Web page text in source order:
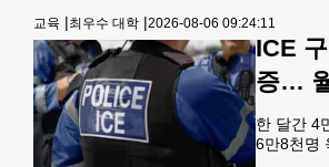
기적인 취업과 경력 성장 가능성을 중심으
부모들의 진학 선택에 새로운 지표를 제시
는 프린스턴대가 지난해에 이어 1위를 유지
위, 하버드대 3위, MIT 4위, 다트머스 칼리
다. 지난해 첫 순위에 포함됐던 대학 가운데
시 이름을 올려 상위권 대학들의 경쟁
교육 |최우수 대학 |2026-08-06 09:24:11
ICE
증…
한 달간 4
6만8천명